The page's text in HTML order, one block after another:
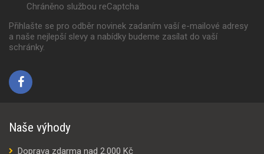
Chráněno službou reCaptcha
Přihlašte se pro odběr novinek zadaním vaší e-mailové adresy
a naše nejlepší slevy a nabídky budeme zasílat do vaší
schránky.
Naše výhody
Doprava zdarma nad 2.000 Kč